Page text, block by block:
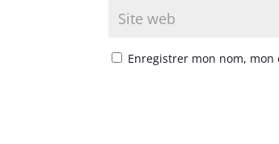
Enregistrer mon nom,